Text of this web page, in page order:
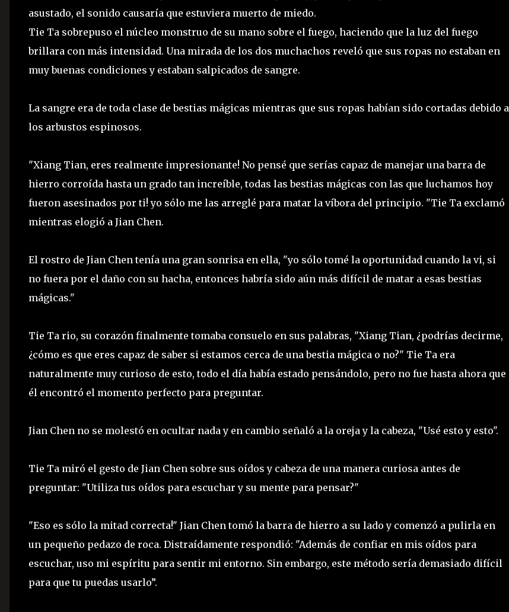
asustado, el sonido causaría que estuviera muerto de miedo.
Tie Ta sobrepuso el núcleo monstruo de su mano sobre el fuego, haciendo que la luz del fuego
brillara con más intensidad. Una mirada de los dos muchachos reveló que sus ropas no estaban en
muy buenas condiciones y estaban salpicados de sangre.
La sangre era de toda clase de bestias mágicas mientras que sus ropas habían sido cortadas debido a
los arbustos espinosos.
"Xiang Tian, eres realmente impresionante! No pensé que serías capaz de manejar una barra de
hierro corroída hasta un grado tan increíble, todas las bestias mágicas con las que luchamos hoy
fueron asesinados por ti! yo sólo me las arreglé para matar la víbora del principio. "Tie Ta exclamó
mientras elogió a Jian Chen.
El rostro de Jian Chen tenía una gran sonrisa en ella, "yo sólo tomé la oportunidad cuando la vi, si
no fuera por el daño con su hacha, entonces habría sido aún más difícil de matar a esas bestias
mágicas."
Tie Ta rio, su corazón finalmente tomaba consuelo en sus palabras, "Xiang Tian, ¿podrías decirme,
¿cómo es que eres capaz de saber si estamos cerca de una bestia mágica o no?" Tie Ta era
naturalmente muy curioso de esto, todo el día había estado pensándolo, pero no fue hasta ahora que
él encontró el momento perfecto para preguntar.
Jian Chen no se molestó en ocultar nada y en cambio señaló a la oreja y la cabeza, "Usé esto y esto".
Tie Ta miró el gesto de Jian Chen sobre sus oídos y cabeza de una manera curiosa antes de
preguntar: "Utiliza tus oídos para escuchar y su mente para pensar?"
"Eso es sólo la mitad correcta!" Jian Chen tomó la barra de hierro a su lado y comenzó a pulirla en
un pequeño pedazo de roca. Distraídamente respondió: "Además de confiar en mis oídos para
escuchar, uso mi espíritu para sentir mi entorno. Sin embargo, este método sería demasiado difícil
para que tu puedas usarlo”.